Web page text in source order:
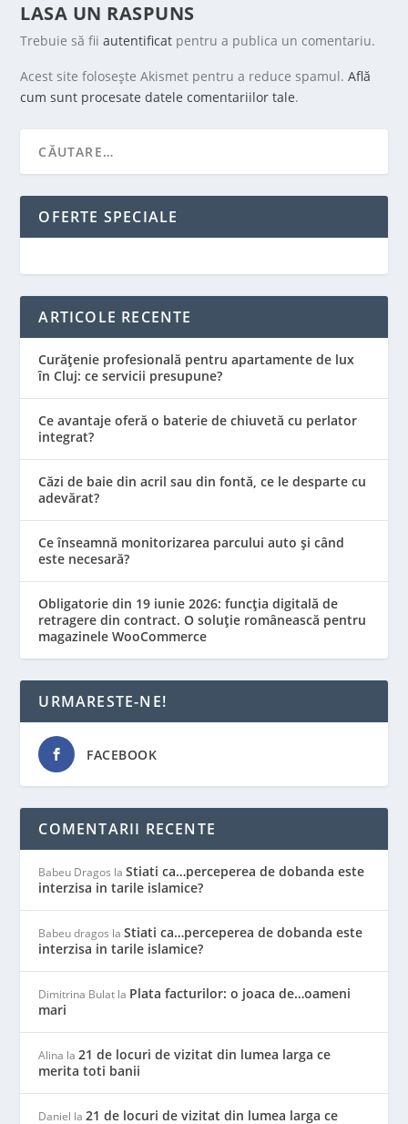
LASA UN RASPUNS
Trebuie să fiiautentificat pentru a publica un comentariu.
Acest site folosește Akismet pentru a reduce spamul.Află
cum sunt procesate datele comentariilor tale.
OFERTE SPECIALE
ARTICOLE RECENTE
Curățenie profesională pentru apartamente de lux
în Cluj: ce servicii presupune?
Ce avantaje oferă o baterie de chiuvetă cu perlator
integrat?
Căzi de baie din acril sau din fontă, ce le desparte cu
adevărat?
Ce înseamnă monitorizarea parcului auto și când
este necesară?
Obligatorie din 19 iunie 2026: funcția digitală de
retragere din contract. O soluție românească pentru
magazinele WooCommerce
URMARESTE-NE!
FACEBOOK
COMENTARII RECENTE
Babeu Dragos laStiati ca…perceperea de dobanda este
interzisa in tarile islamice?
Babeu dragos laStiati ca…perceperea de dobanda este
interzisa in tarile islamice?
Dimitrina Bulat la Plata facturilor: o joaca de…oameni
mari
Alina la21 de locuri de vizitat din lumea larga ce
merita toti banii
Daniel la21 de locuri de vizitat din lumea larga ce